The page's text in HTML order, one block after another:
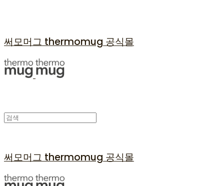
써모머그 thermomug 공식몰
써모머그 thermomug 공식몰